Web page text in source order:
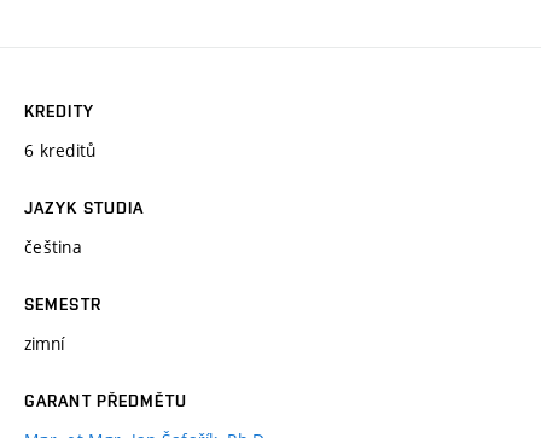
KREDITY
6 kreditů
JAZYK STUDIA
čeština
SEMESTR
zimní
GARANT PŘEDMĚTU